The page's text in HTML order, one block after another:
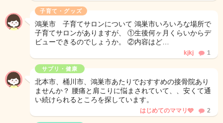
子育て・グッズ
鴻巣市 子育てサロンについて 鴻巣市いろいろな場所で
子育てサロンがありますが、 ①生後何ヶ月くらいからデ
ビューできるのでしょうか。 ②内容はど…
kjkj 1
サプリ・健康
北本市、桶川市、鴻巣市あたりでおすすめの接骨院あり
ませんか？ 腰痛と肩こりに悩まされていて、、安くて通
い続けられるところを探しています。
はじめてのママリ🩵 2